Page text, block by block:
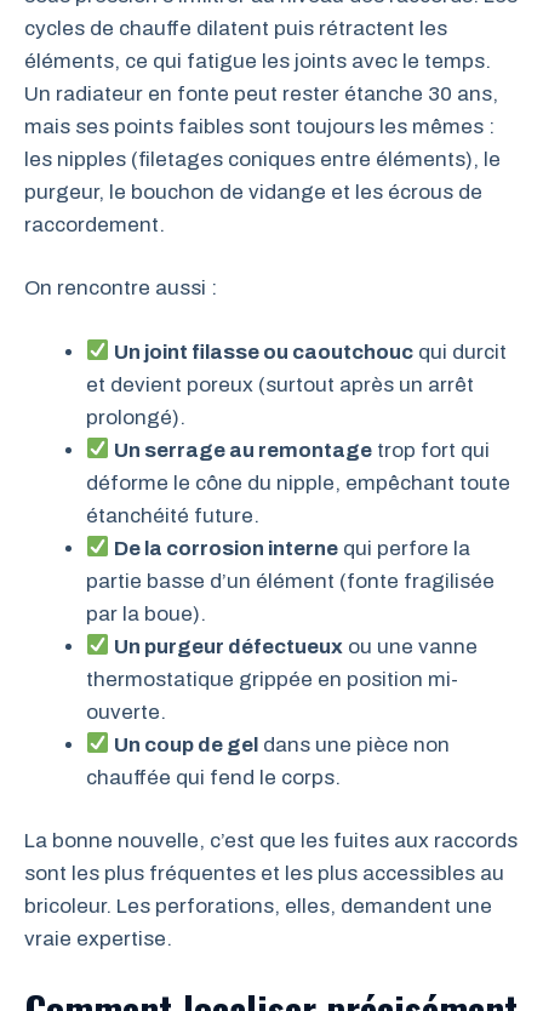
cycles de chauffe dilatent puis rétractent les
éléments, ce qui fatigue les joints avec le temps.
Un radiateur en fonte peut rester étanche 30 ans,
mais ses points faibles sont toujours les mêmes :
les nipples (filetages coniques entre éléments), le
purgeur, le bouchon de vidange et les écrous de
raccordement.
On rencontre aussi :
Un joint filasse ou caoutchouc qui durcit
et devient poreux (surtout après un arrêt
prolongé).
Un serrage au remontage trop fort qui
déforme le cône du nipple, empêchant toute
étanchéité future.
De la corrosion interne qui perfore la
partie basse d’un élément (fonte fragilisée
par la boue).
Un purgeur défectueux ou une vanne
thermostatique grippée en position mi-
ouverte.
Un coup de gel dans une pièce non
chauffée qui fend le corps.
La bonne nouvelle, c’est que les fuites aux raccords
sont les plus fréquentes et les plus accessibles au
bricoleur. Les perforations, elles, demandent une
vraie expertise.